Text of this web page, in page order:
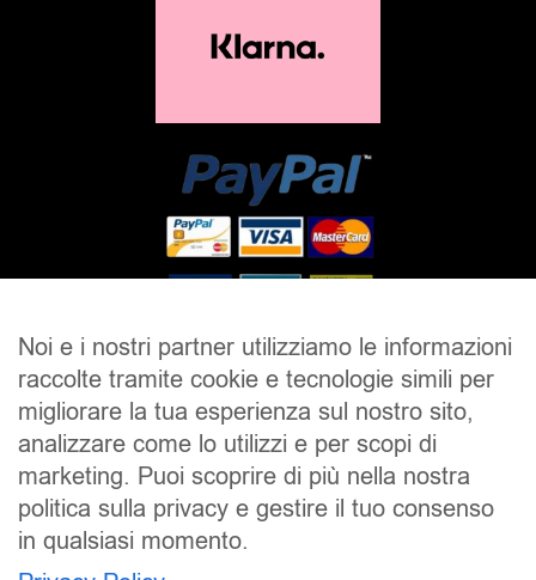
SALDI UOMO DONNA UNISEX
ACCESSORI BRAND CONTATTI
CHI SIAMO
SPEDIZIONE E RESI
Pierrot S.r.l.
Noi e i nostri partner utilizziamo le informazioni
raccolte tramite cookie e tecnologie simili per
migliorare la tua esperienza sul nostro sito,
analizzare come lo utilizzi e per scopi di
marketing. Puoi scoprire di più nella nostra
politica sulla privacy e gestire il tuo consenso
in qualsiasi momento.